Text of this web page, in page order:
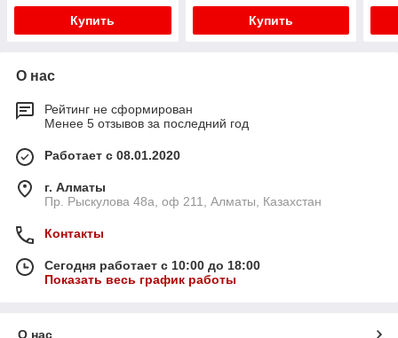
Купить Купить
О нас
Рейтинг не сформирован
Менее 5 отзывов за последний год
Работает с 08.01.2020
г. Алматы
Пр. Рыскулова 48а, оф 211, Алматы, Казахстан
Контакты
Сегодня работает с 10:00 до 18:00
Показать весь график работы
О нас